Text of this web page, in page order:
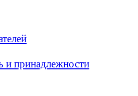
и принадлежности